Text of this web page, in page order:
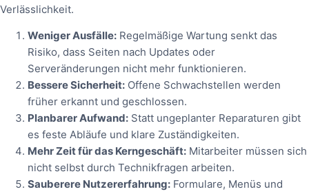
Verlässlichkeit.
Weniger Ausfälle: Regelmäßige Wartung senkt das
Risiko, dass Seiten nach Updates oder
Serveränderungen nicht mehr funktionieren.
Bessere Sicherheit: Offene Schwachstellen werden
früher erkannt und geschlossen.
Planbarer Aufwand: Statt ungeplanter Reparaturen gibt
es feste Abläufe und klare Zuständigkeiten.
Mehr Zeit für das Kerngeschäft: Mitarbeiter müssen sich
nicht selbst durch Technikfragen arbeiten.
Sauberere Nutzererfahrung: Formulare, Menüs und